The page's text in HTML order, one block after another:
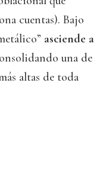
cuentas). Bajo
asciende a
una de
altas de toda